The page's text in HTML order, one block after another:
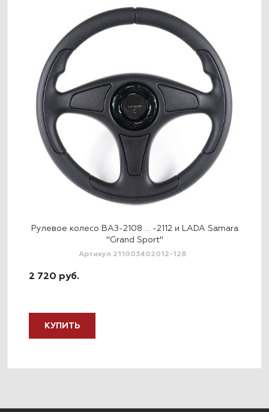
Рулевое колесо ВАЗ-2108 … -2112 и LADA Samara
"Grand Sport"
Артикул 211003402012-128
2 720 руб.
КУПИТЬ